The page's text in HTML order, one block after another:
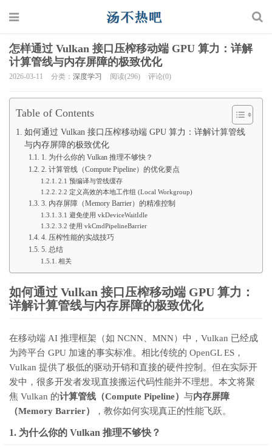
怎样通过 Vulkan 接口压榨移动端 GPU 算力：详解
计算管线与内存屏障的极致优化
2026-03-11 分类： 深度学习 阅读(296) 评论(0)
Table of Contents
如何通过 Vulkan 接口压榨移动端 GPU 算力：详解计算管线
与内存屏障的极致优化
1. 为什么你的 Vulkan 推理不够快？
2. 计算管线（Compute Pipeline）的优化要点
2.1 预编译与管线缓存
2.2 定义高效的本地工作组 (Local Workgroup)
3. 内存屏障（Memory Barrier）的精准控制
3.1 避免使用 vkDeviceWaitIdle
3.2 使用 vkCmdPipelineBarrier
4. 压榨性能的实战技巧
5. 总结
相关
如何通过 Vulkan 接口压榨移动端 GPU 算力：
详解计算管线与内存屏障的极致优化
在移动端 AI 推理框架（如 NCNN、MNN）中，Vulkan 已经成
为跨平台 GPU 加速的事实标准。相比传统的 OpenGL ES，
Vulkan 提供了极低的驱动开销和直接的硬件控制。但在实际开
发中，很多开发者发现直接搬运代码性能并不理想。本文将聚
焦 Vulkan 的计算管线（Compute Pipeline） 与内存屏障
（Memory Barrier）
，教你如何实现真正的性能飞跃。
1. 为什么你的 Vulkan 推理不够快？